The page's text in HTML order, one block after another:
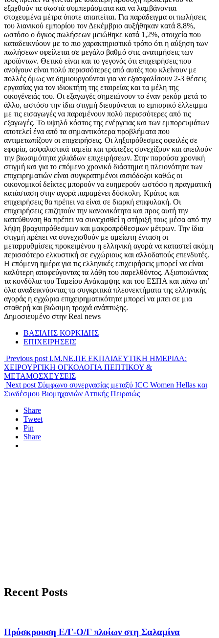
εξαχθούν τα σωστά συμπεράσματα και να λαμβάνονται
στοχευμένα μέτρα όποτε απαιτείται. Για παράδειγμα οι πωλήσεις
του λιανικού εμπορίου τον Δεκέμβριο αυξήθηκαν κατά 8,8%,
ωστόσο ο όγκος πωλήσεων μειώθηκε κατά 1,2%, στοιχεία που
καταδεικνύουν με το πιο χαρακτηριστικό τρόπο ότι η αύξηση των
πωλήσεων οφείλεται σε μεγάλο βαθμό στις ανατιμήσεις των
προϊόντων. Θετικό είναι και το γεγονός ότι επιχειρήσεις που
ανοίγουν είναι πολύ περισσότερες από αυτές που κλείνουν με
πολλές όμως να δημιουργούνται για να εξασφαλίσουν 2-3 θέσεις
εργασίας για τον ιδιοκτήτη της εταιρείας και τα μέλη της
οικογένειάς του. Οι εξαγωγές σημειώνουν το έναν ρεκόρ μετά το
άλλο, ωστόσο την ίδια στιγμή διευρύνεται το εμπορικό έλλειμμα
με τις εισαγωγές να παραμένουν πολύ περισσότερες από τις
εξαγωγές. Το υψηλό κόστος της ενέργειας και των εμπορευμάτων
αποτελεί ένα από τα σημαντικότερα προβλήματα που
αντιμετωπίζουν οι επιχειρήσεις. Οι ληξιπρόθεσμες οφειλές σε
εφορία, ασφαλιστικά ταμεία και τράπεζες συνεχίζουν και απειλούν
την βιωσιμότητα χιλιάδων επιχειρήσεων. Στην παρούσα χρονική
στιγμή και για το επόμενο χρονικό διάστημα η πλειονότητα των
επιχειρηματιών είναι συγκρατημένοι αισιόδοξοι καθώς οι
οικονομικοί δείκτες μπορούν να ευημερούν ωστόσο η πραγματική
κατάσταση στην αγορά παραμένει δύσκολη. Κράτος και
επιχειρήσεις θα πρέπει να είναι σε διαρκή επιφυλακή. Οι
επιχειρήσεις επιζητούν την κανονικότητα και προς αυτή την
κατεύθυνση θα πρέπει να συνεχισθεί η στήριξή τους μέσα από την
λήψη βραχυπρόθεσμων και μακροπρόθεσμων μέτρων. Την ίδια
στιγμή πρέπει να συνεχισθούν με αμείωτη ένταση οι
μεταρρυθμίσεις προκειμένου η ελληνική αγορά να καταστεί ακόμη
περισσότερο ελκυστική σε εγχώριους και αλλοδαπούς επενδυτές.
Η επόμενη ημέρα για τις ελληνικές επιχειρήσεις μπορεί να είναι
καλύτερη αποφεύγοντας τα λάθη του παρελθόντος. Αξιοποιώντας
τα κονδύλια του Ταμείου Ανάκαμψης και του ΕΣΠΑ και πάνω απ’
όλα αναδεικνύοντας τα συγκριτικά πλεονεκτήματα της ελληνικής
αγοράς η εγχώρια επιχειρηματικότητα μπορεί να μπει σε μια
σταθερή και βιώσιμη τροχιά ανάπτυξης.
Δημοσιευμένο στην Real news
ΒΑΣΙΛΗΣ ΚΟΡΚΙΔΗΣ
ΕΠΙΧΕΙΡΗΣΕΙΣ
Previous post Ι.Μ.ΝΕ.ΠΕ ΕΚΠΑΙΔΕΥΤΙΚΗ ΗΜΕΡΙΔΑ:
ΧΕΙΡΟΥΡΓΙΚΗ ΟΓΚΟΛΟΓΙΑ ΠΕΠΤΙΚΟΥ &
ΜΕΤΑΜΟΣΧΕΥΣΕΙΣ
Next post Σύμφωνο συνεργασίας μεταξύ ICC Women Hellas και
Συνδέσμου Βιομηχανιών Αττικής Πειραιώς
Share
Tweet
Pin
Share
Recent Posts
Πρόσκρουση Ε/Γ-Ο/Γ πλοίων στη Σαλαμίνα